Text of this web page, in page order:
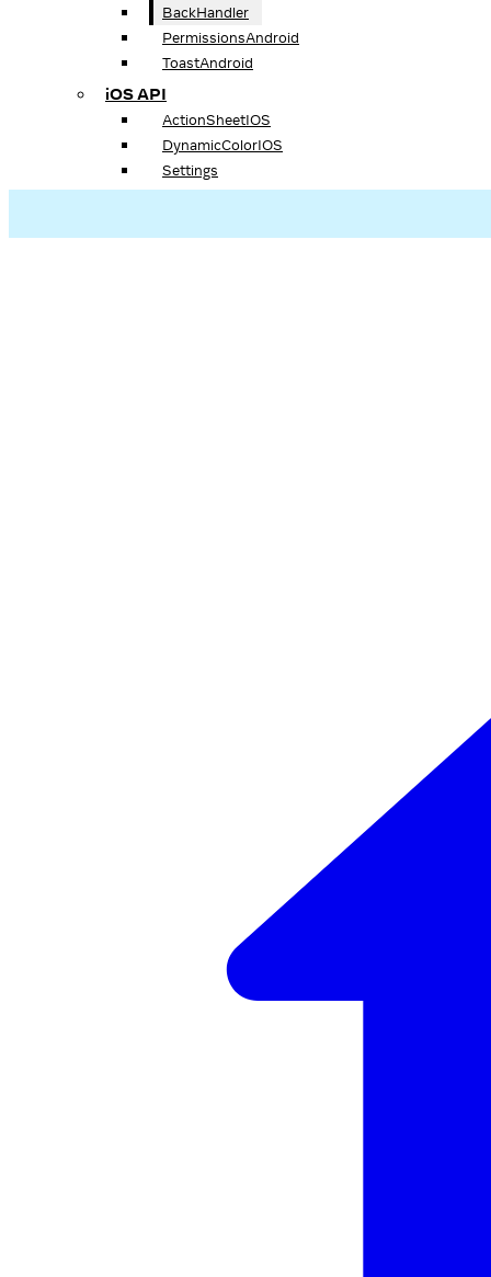
BackHandler
PermissionsAndroid
ToastAndroid
iOS API
ActionSheetIOS
DynamicColorIOS
Settings